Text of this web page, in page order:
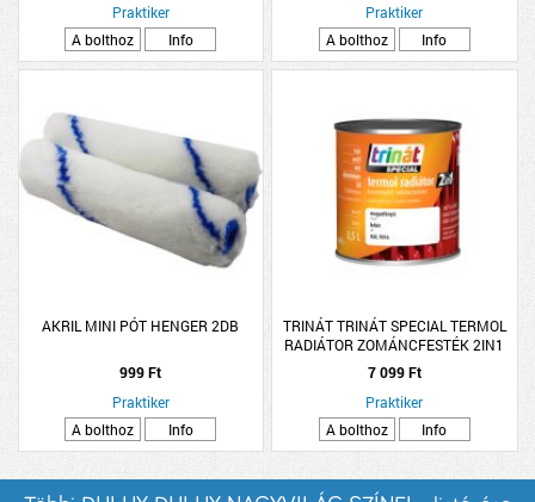
Praktiker
A bolthoz
Info
Praktiker
A bolthoz
Info
AKRIL MINI PÓT HENGER 2DB
999 Ft
Praktiker
A bolthoz
Info
TRINÁT TRINÁT SPECIAL TERMOL
RADIÁTOR ZOMÁNCFESTÉK 2IN1
0,5L, MAGASFÉNYŰ FEHÉR
7 099 Ft
Praktiker
A bolthoz
Info